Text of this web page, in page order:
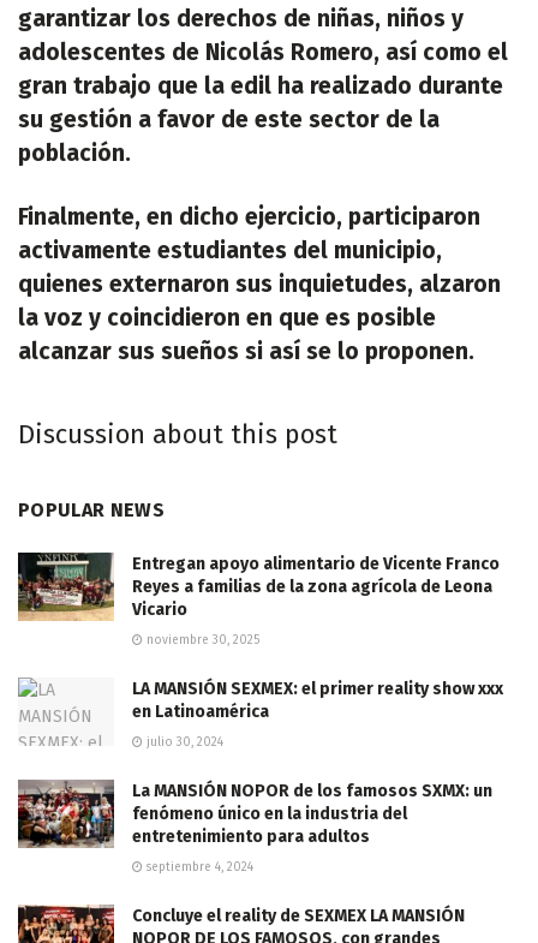
garantizar los derechos de niñas, niños y
adolescentes de Nicolás Romero, así como el
gran trabajo que la edil ha realizado durante
su gestión a favor de este sector de la
población.
Finalmente, en dicho ejercicio, participaron
activamente estudiantes del municipio,
quienes externaron sus inquietudes, alzaron
la voz y coincidieron en que es posible
alcanzar sus sueños si así se lo proponen.
Discussion about this post
POPULAR NEWS
Entregan apoyo alimentario de Vicente Franco
Reyes a familias de la zona agrícola de Leona
Vicario
noviembre 30, 2025
LA MANSIÓN SEXMEX: el primer reality show xxx
en Latinoamérica
julio 30, 2024
La MANSIÓN NOPOR de los famosos SXMX: un
fenómeno único en la industria del
entretenimiento para adultos
septiembre 4, 2024
Concluye el reality de SEXMEX LA MANSIÓN
NOPOR DE LOS FAMOSOS, con grandes